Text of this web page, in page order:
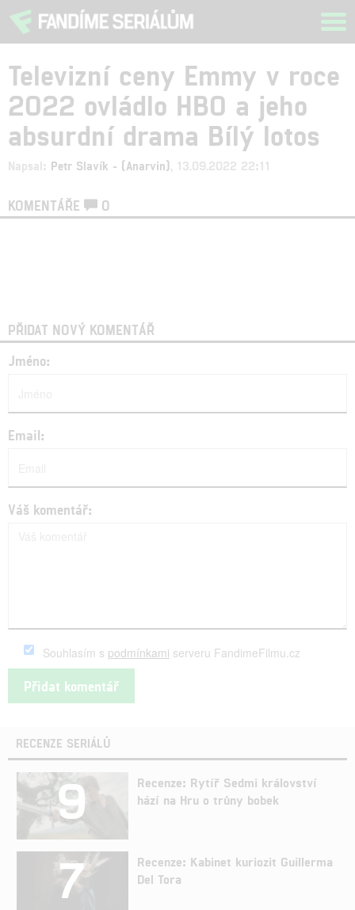
Televizní ceny Emmy v roce
2022 ovládlo HBO a jeho
absurdní drama Bílý lotos
Napsal: Petr Slavík - (Anarvin) , 13.09.2022 22:11
KOMENTÁŘE 0
PŘIDAT NOVÝ KOMENTÁŘ
Jméno:
Email:
Váš komentář:
Souhlasím s podmínkami serveru FandimeFilmu.cz
RECENZE SERIÁLŮ
9
Recenze: Rytíř Sedmi království
hází na Hru o trůny bobek
7
Recenze: Kabinet kuriozit Guillerma
Del Tora